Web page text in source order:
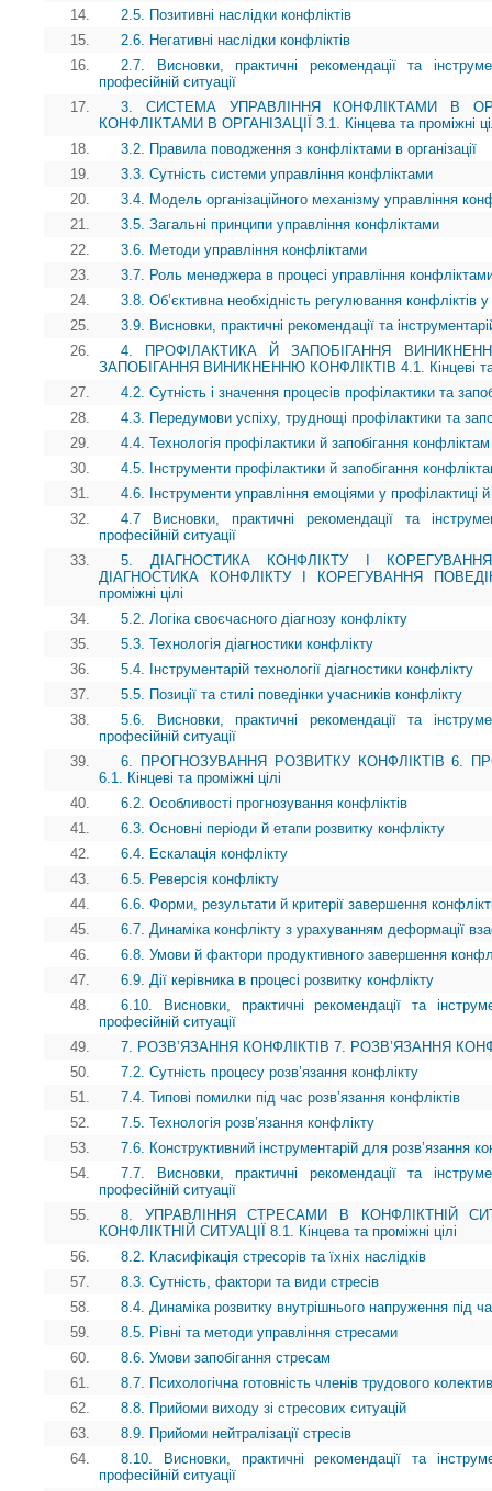
14.
2.5. Позитивні наслідки конфліктів
15.
2.6. Негативні наслідки конфліктів
16.
2.7. Висновки, практичні рекомендації та
професійній ситуації
17.
3. СИСТЕМА УПРАВЛІННЯ КОНФЛІКТАМИ В
КОНФЛІКТАМИ В ОРГАНІЗАЦІЇ 3.1. Кінцева та проміжні
18.
3.2. Правила поводження з конфліктами в організації
19.
3.3. Сутність системи управління конфліктами
20.
3.4. Модель організаційного механізму управління
21.
3.5. Загальні принципи управління конфліктами
22.
3.6. Методи управління конфліктами
23.
3.7. Роль менеджера в процесі управління
24.
3.8. Об’єктивна необхідність регулювання конфліктів
25.
3.9. Висновки, практичні рекомендації та
26.
4. ПРОФІЛАКТИКА Й ЗАПОБІГАННЯ
ЗАПОБІГАННЯ ВИНИКНЕННЮ КОНФЛІКТІВ 4.1. Кінцеві та
27.
4.2. Сутність і значення процесів профілактики та
28.
4.3. Передумови успіху, труднощі профілактики та
29.
4.4. Технологія профілактики й запобігання конфліктам
30.
4.5. Інструменти профілактики й запобігання
31.
4.6. Інструменти управління емоціями у профілактиці й
32.
4.7 Висновки, практичні рекомендації та
професійній ситуації
33.
5. ДІАГНОСТИКА КОНФЛІКТУ І
ДІАГНОСТИКА КОНФЛІКТУ І КОРЕГУВАННЯ
проміжні цілі
34.
5.2. Логіка своєчасного діагнозу конфлікту
35.
5.3. Технологія діагностики конфлікту
36.
5.4. Інструментарій технології діагностики конфлікту
37.
5.5. Позиції та стилі поведінки учасників конфлікту
38.
5.6. Висновки, практичні рекомендації та
професійній ситуації
39.
6. ПРОГНОЗУВАННЯ РОЗВИТКУ КОНФЛІКТІВ 6.
6.1. Кінцеві та проміжні цілі
40.
6.2. Особливості прогнозування конфліктів
41.
6.3. Основні періоди й етапи розвитку конфлікту
42.
6.4. Ескалація конфлікту
43.
6.5. Реверсія конфлікту
44.
6.6. Форми, результати й критерії завершення
45.
6.7. Динаміка конфлікту з урахуванням деформації
46.
6.8. Умови й фактори продуктивного завершення
47.
6.9. Дії керівника в процесі розвитку конфлікту
48.
6.10. Висновки, практичні рекомендації та
професійній ситуації
49.
7. РОЗВ’ЯЗАННЯ КОНФЛІКТІВ 7. РОЗВ’ЯЗАННЯ
50.
7.2. Сутність процесу розв’язання конфлікту
51.
7.4. Типові помилки під час розв’язання конфліктів
52.
7.5. Технологія розв’язання конфлікту
53.
7.6. Конструктивний інструментарій для розв’язання
54.
7.7. Висновки, практичні рекомендації та
професійній ситуації
55.
8. УПРАВЛІННЯ СТРЕСАМИ В КОНФЛІКТНІЙ
КОНФЛІКТНІЙ СИТУАЦІЇ 8.1. Кінцева та проміжні цілі
56.
8.2. Класифікація стресорів та їхніх наслідків
57.
8.3. Сутність, фактори та види стресів
58.
8.4. Динаміка розвитку внутрішнього напруження під
59.
8.5. Рівні та методи управління стресами
60.
8.6. Умови запобігання стресам
61.
8.7. Психологічна готовність членів трудового
62.
8.8. Прийоми виходу зі стресових ситуацій
63.
8.9. Прийоми нейтралізації стресів
64.
8.10. Висновки, практичні рекомендації та
професійній ситуації